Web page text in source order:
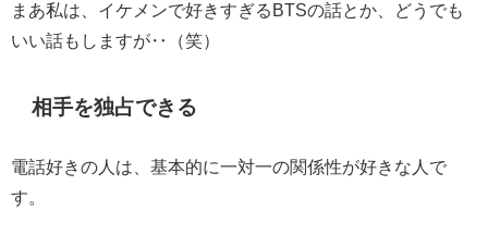
まあ私は、イケメンで好きすぎるBTSの話とか、どうでも
いい話もしますが‥（笑）
相手を独占できる
電話好きの人は、基本的に一対一の関係性が好きな人で
す。